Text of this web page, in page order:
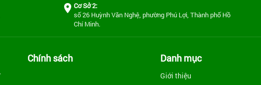
Cơ Sở 2:
số 26 Huỳnh Văn Nghệ, phường Phú Lợi, Thành phố Hồ
Chí Minh.
Chính sách Danh mục
Giới thiệu